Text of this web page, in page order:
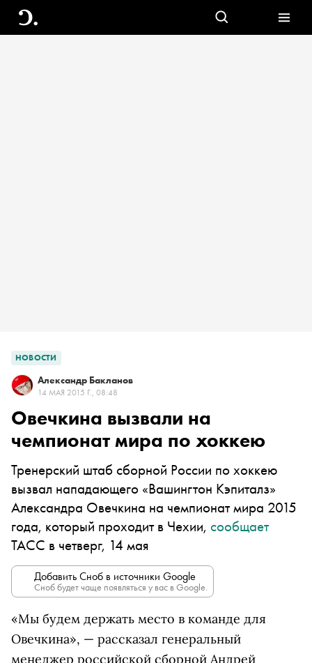
НОВОСТИ
Александр Бакланов
14 МАЯ 2015 Г., 08:48
Овечкина вызвали на
чемпионат мира по хоккею
Тренерский штаб сборной России по хоккею
вызвал нападающего «Вашингтон Кэпиталз»
Александра Овечкина на чемпионат мира 2015
года, который проходит в Чехии, сообщает
ТАСС в четверг, 14 мая
Добавить Сноб в источники Google
Сноб будет чаще появляться у вас в Google.
«Мы будем держать место в команде для
Овечкина», — рассказал генеральный
менеджер российской сборной Андрей